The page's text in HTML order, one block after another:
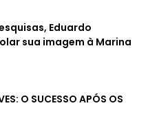
Eduardo
sua imagem à Marina
O SUCESSO APÓS OS